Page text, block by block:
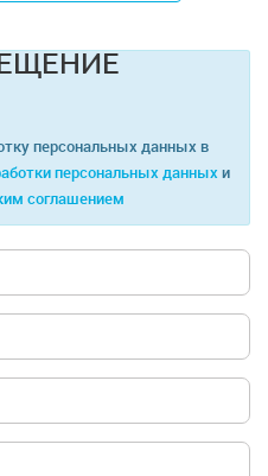
персональных данных в
персональных данных и
соглашением